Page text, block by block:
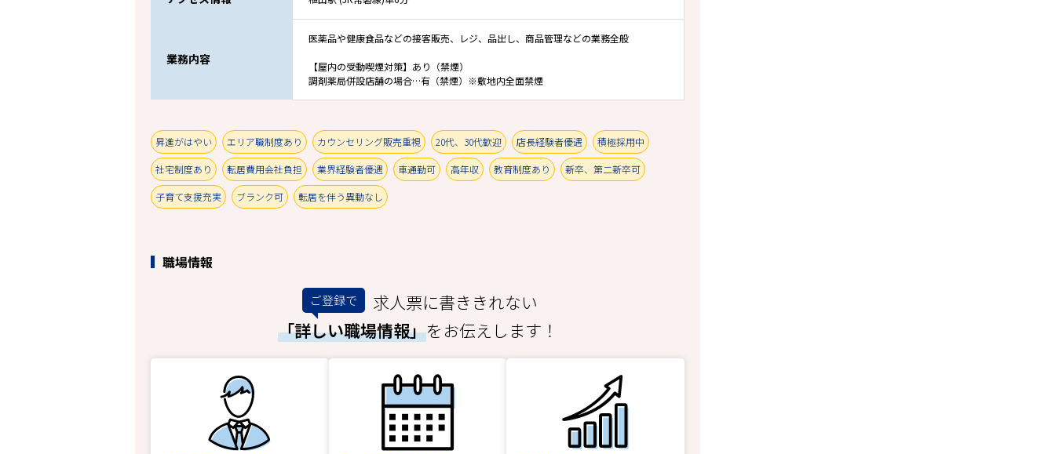
業務内容
医薬品や健康食品などの接客販売、レジ、品出し、商品管理などの業務全般
【屋内の受動喫煙対策】あり（禁煙）
調剤薬局併設店舗の場合…有（禁煙）※敷地内全面禁煙
昇進がはやい エリア職制度あり カウンセリング販売重視 20代、30代歓迎 店長経験者優遇 積極採用中
社宅制度あり 転居費用会社負担 業界経験者優遇 車通勤可 高年収 教育制度あり 新卒、第二新卒可
子育て支援充実 ブランク可 転居を伴う異動なし
職場情報
ご登録で
求人票に書ききれない
「詳しい職場情報」をお伝えします！